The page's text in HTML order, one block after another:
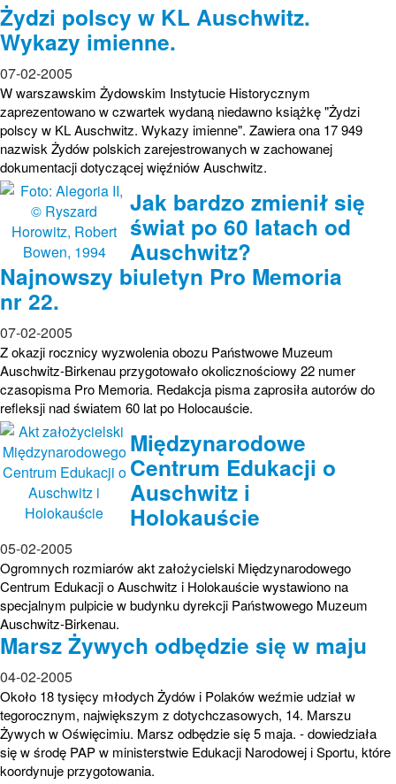
Żydzi polscy w KL Auschwitz.
Wykazy imienne.
07-02-2005
W warszawskim Żydowskim Instytucie Historycznym
zaprezentowano w czwartek wydaną niedawno książkę "Żydzi
polscy w KL Auschwitz. Wykazy imienne". Zawiera ona 17 949
nazwisk Żydów polskich zarejestrowanych w zachowanej
dokumentacji dotyczącej więźniów Auschwitz.
Jak bardzo zmienił się
świat po 60 latach od
Auschwitz?
Najnowszy biuletyn Pro Memoria
nr 22.
07-02-2005
Z okazji rocznicy wyzwolenia obozu Państwowe Muzeum
Auschwitz-Birkenau przygotowało okolicznościowy 22 numer
czasopisma Pro Memoria. Redakcja pisma zaprosiła autorów do
refleksji nad światem 60 lat po Holocauście.
Międzynarodowe
Centrum Edukacji o
Auschwitz i
Holokauście
05-02-2005
Ogromnych rozmiarów akt założycielski Międzynarodowego
Centrum Edukacji o Auschwitz i Holokauście wystawiono na
specjalnym pulpicie w budynku dyrekcji Państwowego Muzeum
Auschwitz-Birkenau.
Marsz Żywych odbędzie się w maju
04-02-2005
Około 18 tysięcy młodych Żydów i Polaków weźmie udział w
tegorocznym, największym z dotychczasowych, 14. Marszu
Żywych w Oświęcimiu. Marsz odbędzie się 5 maja. - dowiedziała
się w środę PAP w ministerstwie Edukacji Narodowej i Sportu, które
koordynuje przygotowania.